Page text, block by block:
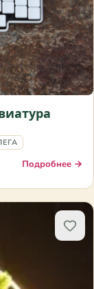
Подробнее →